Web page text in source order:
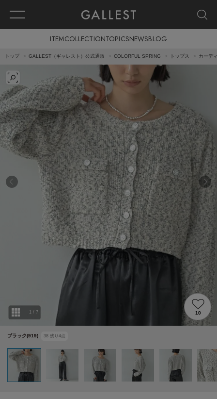
ITEMCOLLECTIONTOPICSNEWSBLOG
トップ GALLEST（ギャレスト）公式通販 COLORFUL SPRING トップス カーデ
ブラック(919) 38 残り 4点
1 / 7 10